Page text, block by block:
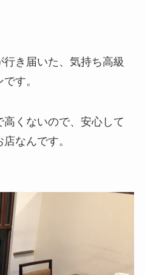
き届いた、気持ち高級
す。
くないので、安心して
なんです。